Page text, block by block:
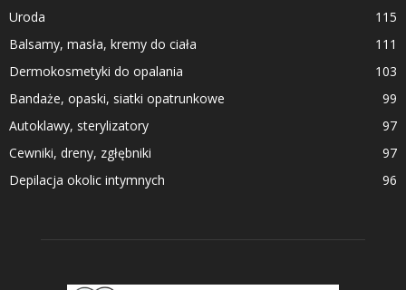
Uroda
115
Balsamy, masła, kremy do ciała
111
Dermokosmetyki do opalania
103
Bandaże, opaski, siatki opatrunkowe
99
Autoklawy, sterylizatory
97
Cewniki, dreny, zgłębniki
97
Depilacja okolic intymnych
96